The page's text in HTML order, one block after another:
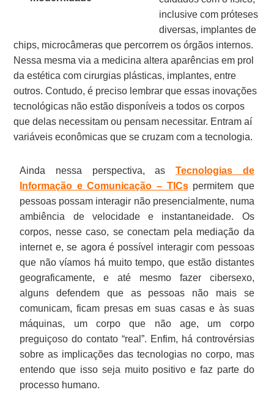
inclusive com próteses
diversas, implantes de
chips, microcâmeras que percorrem os órgãos internos.
Nessa mesma via a medicina altera aparências em prol
da estética com cirurgias plásticas, implantes, entre
outros. Contudo, é preciso lembrar que essas inovações
tecnológicas não estão disponíveis a todos os corpos
que delas necessitam ou pensam necessitar. Entram aí
variáveis econômicas que se cruzam com a tecnologia.
Ainda nessa perspectiva, as Tecnologias de
Informação e Comunicação – TICspermitem que
pessoas possam interagir não presencialmente, numa
ambiência de velocidade e instantaneidade. Os
corpos, nesse caso, se conectam pela mediação da
internet e, se agora é possível interagir com pessoas
que não víamos há muito tempo, que estão distantes
geograficamente, e até mesmo fazer cibersexo,
alguns defendem que as pessoas não mais se
comunicam, ficam presas em suas casas e às suas
máquinas, um corpo que não age, um corpo
preguiçoso do contato “real”. Enfim, há controvérsias
sobre as implicações das tecnologias no corpo, mas
entendo que isso seja muito positivo e faz parte do
processo humano.